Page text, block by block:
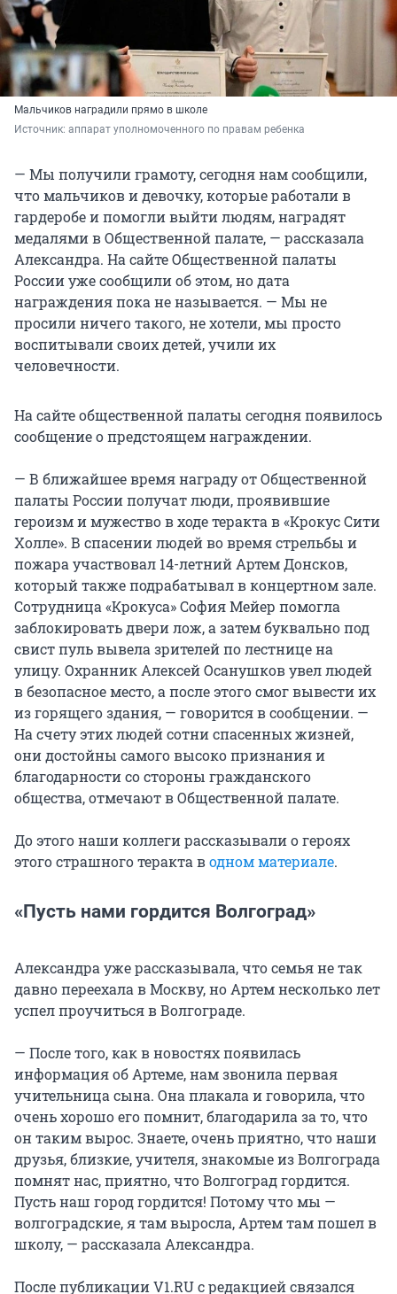
Мальчиков наградили прямо в школе
Источник: аппарат уполномоченного по правам ребенка
— Мы получили грамоту, сегодня нам сообщили,
что мальчиков и девочку, которые работали в
гардеробе и помогли выйти людям, наградят
медалями в Общественной палате, — рассказала
Александра. На сайте Общественной палаты
России уже сообщили об этом, но дата
награждения пока не называется. — Мы не
просили ничего такого, не хотели, мы просто
воспитывали своих детей, учили их
человечности.
На сайте общественной палаты сегодня появилось
сообщение о предстоящем награждении.
— В ближайшее время награду от Общественной
палаты России получат люди, проявившие
героизм и мужество в ходе теракта в «Крокус Сити
Холле». В спасении людей во время стрельбы и
пожара участвовал 14-летний Артем Донсков,
который также подрабатывал в концертном зале.
Сотрудница «Крокуса» София Мейер помогла
заблокировать двери лож, а затем буквально под
свист пуль вывела зрителей по лестнице на
улицу. Охранник Алексей Осанушков увел людей
в безопасное место, а после этого смог вывести их
из горящего здания, — говорится в сообщении. —
На счету этих людей сотни спасенных жизней,
они достойны самого высоко признания и
благодарности со стороны гражданского
общества, отмечают в Общественной палате.
До этого наши коллеги рассказывали о героях
этого страшного теракта водном материале.
«Пусть нами гордится Волгоград»
Александра уже рассказывала, что семья не так
давно переехала в Москву, но Артем несколько лет
успел проучиться в Волгограде.
— После того, как в новостях появилась
информация об Артеме, нам звонила первая
учительница сына. Она плакала и говорила, что
очень хорошо его помнит, благодарила за то, что
он таким вырос. Знаете, очень приятно, что наши
друзья, близкие, учителя, знакомые из Волгограда
помнят нас, приятно, что Волгоград гордится.
Пусть наш город гордится! Потому что мы —
волгоградские, я там выросла, Артем там пошел в
школу, — рассказала Александра.
После публикации V1.RU c редакцией связался